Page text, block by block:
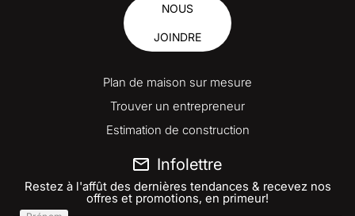
NOUS
JOINDRE
Plan de maison sur mesure
Trouver un entrepreneur
Estimation de construction
Infolettre
Restez à l'affût des dernières tendances & recevez nos
offres et promotions, en primeur!